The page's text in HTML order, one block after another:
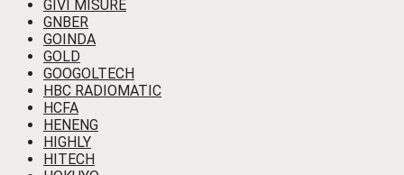
GIVI MISURE
GNBER
GOINDA
GOLD
GOOGOLTECH
HBC RADIOMATIC
HCFA
HENENG
HIGHLY
HITECH